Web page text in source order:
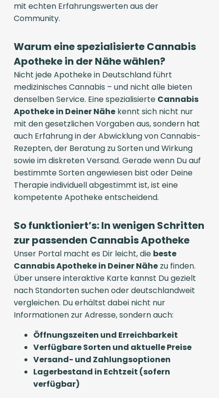
mit echten Erfahrungswerten aus der
Community.
Warum eine spezialisierte Cannabis
Apotheke in der Nähe wählen?
Nicht jede Apotheke in Deutschland führt
medizinisches Cannabis – und nicht alle bieten
denselben Service. Eine spezialisierte Cannabis
Apotheke in Deiner Nähe kennt sich nicht nur
mit den gesetzlichen Vorgaben aus, sondern hat
auch Erfahrung in der Abwicklung von Cannabis-
Rezepten, der Beratung zu Sorten und Wirkung
sowie im diskreten Versand. Gerade wenn Du auf
bestimmte Sorten angewiesen bist oder Deine
Therapie individuell abgestimmt ist, ist eine
kompetente Apotheke entscheidend.
So funktioniert’s: In wenigen Schritten
zur passenden Cannabis Apotheke
Unser Portal macht es Dir leicht, die beste
Cannabis Apotheke in Deiner Nähe zu finden.
Über unsere interaktive Karte kannst Du gezielt
nach Standorten suchen oder deutschlandweit
vergleichen. Du erhältst dabei nicht nur
Informationen zur Adresse, sondern auch:
Öffnungszeiten und Erreichbarkeit
Verfügbare Sorten und aktuelle Preise
Versand- und Zahlungsoptionen
Lagerbestand in Echtzeit (sofern
verfügbar)